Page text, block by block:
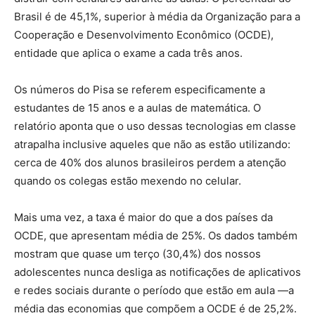
Brasil é de 45,1%, superior à média da Organização para a
Cooperação e Desenvolvimento Econômico (OCDE),
entidade que aplica o exame a cada três anos.
Os números do Pisa se referem especificamente a
estudantes de 15 anos e a aulas de matemática. O
relatório aponta que o uso dessas tecnologias em classe
atrapalha inclusive aqueles que não as estão utilizando:
cerca de 40% dos alunos brasileiros perdem a atenção
quando os colegas estão mexendo no celular.
Mais uma vez, a taxa é maior do que a dos países da
OCDE, que apresentam média de 25%. Os dados também
mostram que quase um terço (30,4%) dos nossos
adolescentes nunca desliga as notificações de aplicativos
e redes sociais durante o período que estão em aula —a
média das economias que compõem a OCDE é de 25,2%.